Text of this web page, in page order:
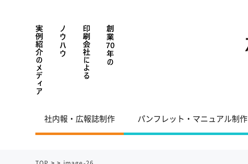
社内報・広報誌制作 パンフレット・マニュアル制作